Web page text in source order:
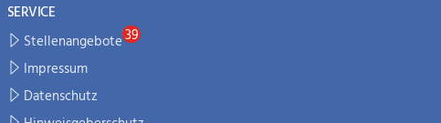
SERVICE
Stellenangebote
Impressum
Datenschutz